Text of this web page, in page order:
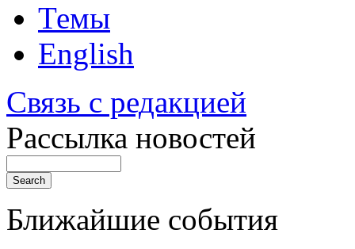
Темы
English
Связь с редакцией
Рассылка новостей
Ближайшие события